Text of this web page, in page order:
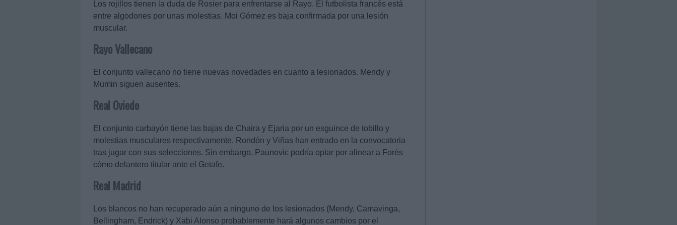
Los rojillos tienen la duda de Rosier para enfrentarse al Rayo. El futbolista francés está
entre algodones por unas molestias. Moi Gómez es baja confirmada por una lesión
muscular.
Rayo Vallecano
El conjunto vallecano no tiene nuevas novedades en cuanto a lesionados. Mendy y
Mumin siguen ausentes.
Real Oviedo
El conjunto carbayón tiene las bajas de Chaira y Ejaria por un esguince de tobillo y
molestias musculares respectivamente. Rondón y Viñas han entrado en la convocatoria
tras jugar con sus selecciones. Sin embargo, Paunovic podría optar por alinear a Forés
cómo delantero titular ante el Getafe.
Real Madrid
Los blancos no han recuperado aún a ninguno de los lesionados (Mendy, Camavinga,
Bellingham, Endrick) y Xabi Alonso probablemente hará algunos cambios por el